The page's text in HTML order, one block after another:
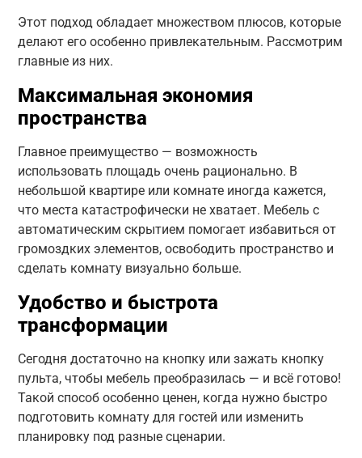
Этот подход обладает множеством плюсов, которые
делают его особенно привлекательным. Рассмотрим
главные из них.
Максимальная экономия
пространства
Главное преимущество — возможность
использовать площадь очень рационально. В
небольшой квартире или комнате иногда кажется,
что места катастрофически не хватает. Мебель с
автоматическим скрытием помогает избавиться от
громоздких элементов, освободить пространство и
сделать комнату визуально больше.
Удобство и быстрота
трансформации
Сегодня достаточно на кнопку или зажать кнопку
пульта, чтобы мебель преобразилась — и всё готово!
Такой способ особенно ценен, когда нужно быстро
подготовить комнату для гостей или изменить
планировку под разные сценарии.